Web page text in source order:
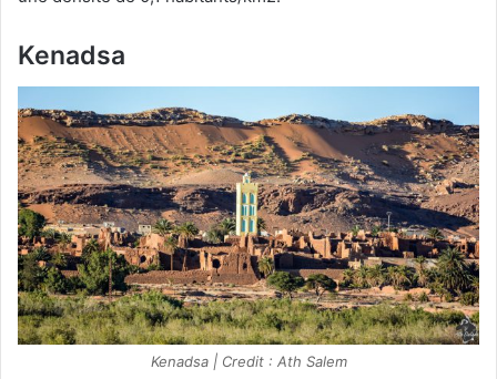
Kenadsa
Kenadsa | Credit : Ath Salem